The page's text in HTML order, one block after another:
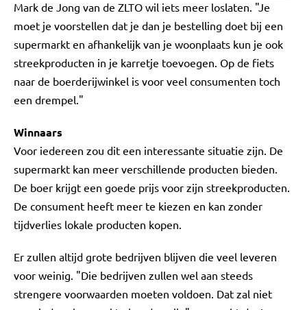
Mark de Jong van de ZLTO wil iets meer loslaten. "Je
moet je voorstellen dat je dan je bestelling doet bij een
supermarkt en afhankelijk van je woonplaats kun je ook
streekproducten in je karretje toevoegen. Op de fiets
naar de boerderijwinkel is voor veel consumenten toch
een drempel."
Winnaars
Voor iedereen zou dit een interessante situatie zijn. De
supermarkt kan meer verschillende producten bieden.
De boer krijgt een goede prijs voor zijn streekproducten.
De consument heeft meer te kiezen en kan zonder
tijdverlies lokale producten kopen.
Er zullen altijd grote bedrijven blijven die veel leveren
voor weinig. "Die bedrijven zullen wel aan steeds
strengere voorwaarden moeten voldoen. Dat zal niet